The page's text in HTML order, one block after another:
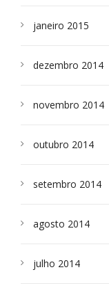
janeiro 2015
dezembro 2014
novembro 2014
outubro 2014
setembro 2014
agosto 2014
julho 2014